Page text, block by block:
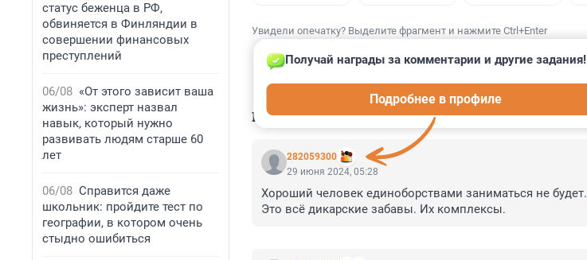
статус беженца в РФ,
обвиняется в Финляндии в
совершении финансовых
преступлений
06/08 «От этого зависит ваша
жизнь»: эксперт назвал
навык, который нужно
развивать людям старше 60
лет
06/08 Справится даже
школьник: пройдите тест по
географии, в котором очень
стыдно ошибиться
Увидели опечатку? Выделите фрагмент и нажмите Ctrl+Enter
КОММЕНТАРИИ 4
282059300
Получай награды за комментарии и другие задания!
Подробнее в профиле
29 июня 2024, 05:28
Хороший человек единоборствами заниматься не будет.
Это всё дикарские забавы. Их комплексы.